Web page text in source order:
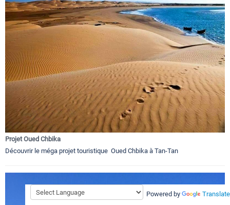
Projet Oued Chbika
Découvrir le méga projet touristique Oued Chbika à Tan-Tan
Powered by Translate